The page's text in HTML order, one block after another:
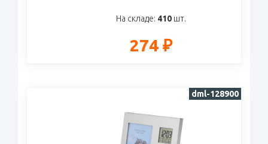
На складе: 410шт.
274 ₽
dml-128900